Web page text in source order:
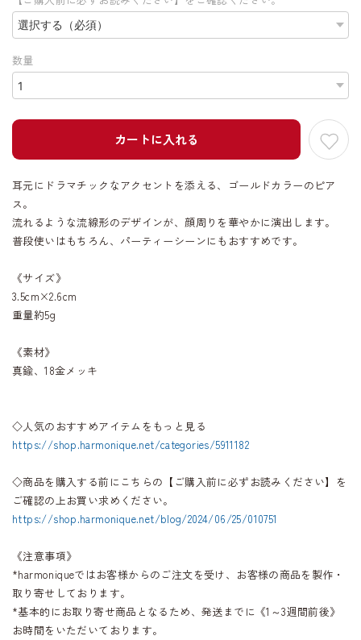
数量
カートに入れる
耳元にドラマチックなアクセントを添える、ゴールドカラーのピア
ス。
流れるような流線形のデザインが、顔周りを華やかに演出します。
普段使いはもちろん、パーティーシーンにもおすすめです。
《サイズ》
3.5cm×2.6cm
重量約5g
《素材》
真鍮、18金メッキ
◇人気のおすすめアイテムをもっと見る
https://shop.harmonique.net/categories/5911182
◇商品を購入する前にこちらの【ご購入前に必ずお読みください】を
ご確認の上お買い求めください。
https://shop.harmonique.net/blog/2024/06/25/010751
《注意事項》
*harmoniqueではお客様からのご注文を受け、お客様の商品を製作・
取り寄せしております。
*基本的にお取り寄せ商品となるため、発送までに《1～3週間前後》
お時間をいただいております。